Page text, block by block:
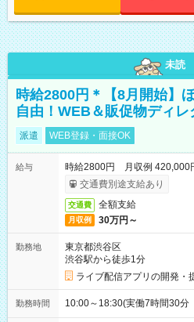
未読
時給2800円＊【8月開始】
自由！WEB＆販促物ディレ
派遣 WEB登録・面接OK
給与
時給2800円 月収例 420,000
交通費別途支給あり
交通費 全額支給
月収例 30万円～
勤務地
東京都渋谷区
渋谷駅から徒歩1分
ライブ配信アプリの開発・
勤務時間 10:00～18:30(実働7時間30